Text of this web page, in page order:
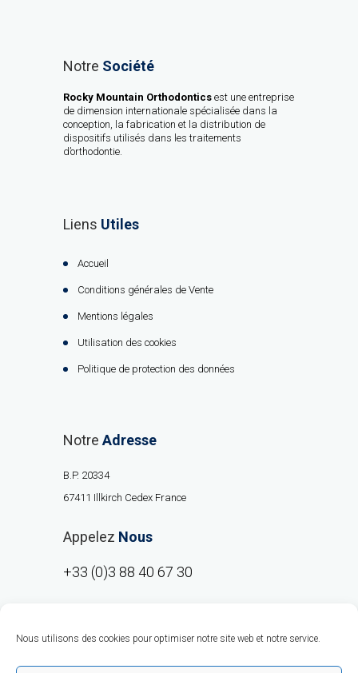
Nous utilisons des cookies pour optimiser notre site web et notre service.
Notre Société
Rocky Mountain Orthodontics est une entreprise
de dimension internationale spécialisée dans la
conception, la fabrication et la distribution de
dispositifs utilisés dans les traitements
d’orthodontie.
Liens Utiles
Accueil
Conditions générales de Vente
Mentions légales
Utilisation des cookies
Politique de protection des données
Notre Adresse
B.P. 20334
67411 Illkirch Cedex France
Appelez Nous
+33 (0)3 88 40 67 30